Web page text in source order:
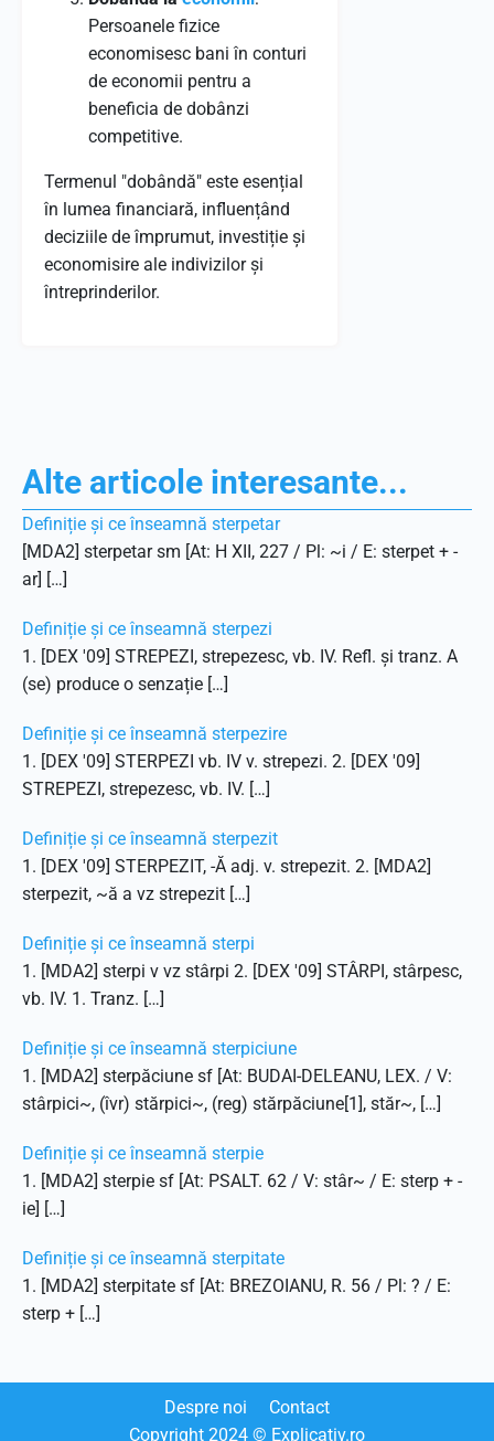
Persoanele fizice
economisesc bani în conturi
de economii pentru a
beneficia de dobânzi
competitive.
Termenul "dobândă" este esențial
în lumea financiară, influențând
deciziile de împrumut, investiție și
economisire ale indivizilor și
întreprinderilor.
Alte articole interesante...
Definiție și ce înseamnă sterpetar
[MDA2] sterpetar sm [At: H XII, 227 / Pl: ~i / E: sterpet + -
ar] […]
Definiție și ce înseamnă sterpezi
1. [DEX '09] STREPEZI, strepezesc, vb. IV. Refl. și tranz. A
(se) produce o senzație […]
Definiție și ce înseamnă sterpezire
1. [DEX '09] STERPEZI vb. IV v. strepezi. 2. [DEX '09]
STREPEZI, strepezesc, vb. IV. […]
Definiție și ce înseamnă sterpezit
1. [DEX '09] STERPEZIT, -Ă adj. v. strepezit. 2. [MDA2]
sterpezit, ~ă a vz strepezit […]
Definiție și ce înseamnă sterpi
1. [MDA2] sterpi v vz stârpi 2. [DEX '09] STÂRPI, stârpesc,
vb. IV. 1. Tranz. […]
Definiție și ce înseamnă sterpiciune
1. [MDA2] sterpăciune sf [At: BUDAI-DELEANU, LEX. / V:
stârpici~, (îvr) stărpici~, (reg) stărpăciune[1], stăr~, […]
Definiție și ce înseamnă sterpie
1. [MDA2] sterpie sf [At: PSALT. 62 / V: stâr~ / E: sterp + -
ie] […]
Definiție și ce înseamnă sterpitate
1. [MDA2] sterpitate sf [At: BREZOIANU, R. 56 / Pl: ? / E:
sterp + […]
Despre noi
Contact
Copyright 2024 © Explicativ.ro